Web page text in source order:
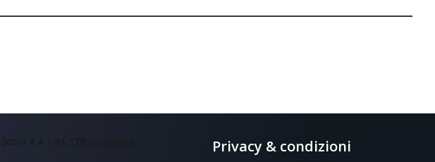
Privacy & condizioni